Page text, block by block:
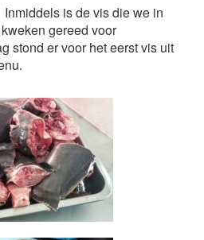
Inmiddels is de vis die we in
gereed voor
stond er voor het eerst vis uit